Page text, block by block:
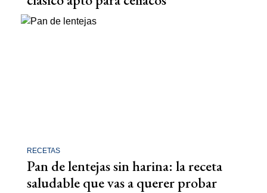
RECETAS
Pan de lentejas sin harina: la receta
saludable que vas a querer probar